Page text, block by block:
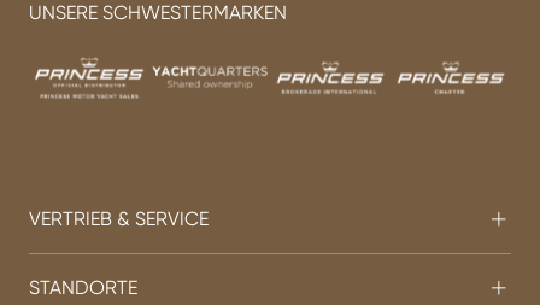
UNSERE SCHWESTERMARKEN
VERTRIEB & SERVICE
STANDORTE